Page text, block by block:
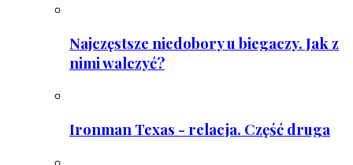
Najczęstsze niedobory u biegaczy. Jak z
nimi walczyć?
Ironman Texas - relacja. Część druga